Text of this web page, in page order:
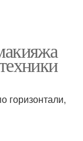
горизонтали,